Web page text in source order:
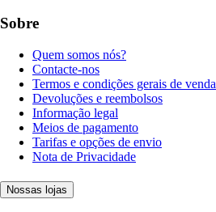
Sobre
Quem somos nós?
Contacte-nos
Termos e condições gerais de venda
Devoluções e reembolsos
Informação legal
Meios de pagamento
Tarifas e opções de envio
Nota de Privacidade
Nossas lojas